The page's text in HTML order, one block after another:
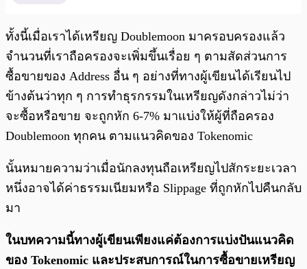
ทั้งนี้เมื่อเราได้เหรียญ Doublemoon มาครอบครองแล้ว
จำนวนที่เราถือครองจะเพิ่มขึ้นเรื่อย ๆ ตามสัดส่วนการ
ซื้อขายของ Address อื่น ๆ อย่างที่ทางผู้เขียนได้เรียนไป
ข้างต้นว่าทุก ๆ การทำธุรกรรมในเหรียญดังกล่าวไม่ว่า
จะซื้อหรือขาย จะถูกหัก 6-7% มาแบ่งให้ผู้ที่ถือครอง
Doublemoon ทุกคน ตามแนวคิดของ Tokenomic
นั้นหมายความว่าเมื่อนักลงทุนถือเหรียญไปสักระยะเวลา
หนึ่งอาจได้ค่าธรรมเนียมหรือ Slippage ที่ถูกหักไปคืนกลับ
มา
ในบทความนี้ทางผู้เขียนเพียงแค่ต้องการแบ่งปันแนวคิด
ของ Tokenomic และประสบการณ์ในการซื้อขายเหรียญ